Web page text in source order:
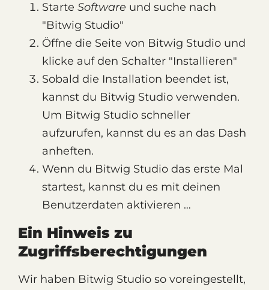
Starte Software und suche nach
"Bitwig Studio"
Öffne die Seite von Bitwig Studio und
klicke auf den Schalter "Installieren"
Sobald die Installation beendet ist,
kannst du Bitwig Studio verwenden.
Um Bitwig Studio schneller
aufzurufen, kannst du es an das Dash
anheften.
Wenn du Bitwig Studio das erste Mal
startest, kannst du es mit deinen
Benutzerdaten aktivieren …
Ein Hinweis zu
Zugriffsberechtigungen
Wir haben Bitwig Studio so voreingestellt,